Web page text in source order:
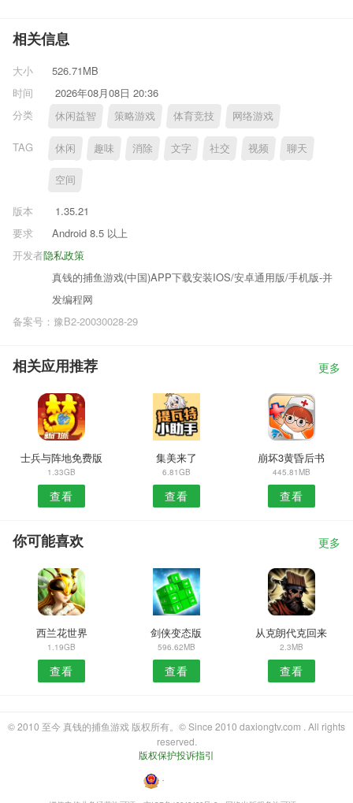
相关信息
大小
526.71MB
时间
2026年08月08日 20:36
分类
休闲益智 策略游戏 体育竞技 网络游戏
TAG 休闲 趣味 消除 文字 社交 视频 聊天
空间
版本
1.35.21
要求
Android 8.5 以上
隐私政策
开发者
真钱的捕鱼游戏(中国)APP下载安装IOS/安卓通用版/手机版-并
发编程网
备案号：豫B2-20030028-29
相关应用推荐 更多
士兵与阵地免费版
1.33GB
查看
集美来了
6.81GB
查看
崩坏3黄昏后书
445.81MB
查看
你可能喜欢 更多
西兰花世界
1.19GB
查看
剑侠变态版
596.62MB
查看
从克朗代克回来
2.3MB
查看
© 2010 至今 真钱的捕鱼游戏 版权所有。© Since 2010 daxiongtv.com . All rights
reserved.
版权保护投诉指引
・